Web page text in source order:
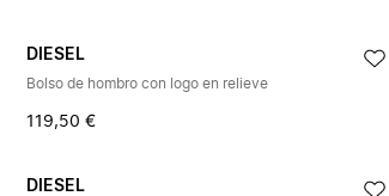
DIESEL
Bolso de hombro con logo en relieve
119,50 €
DIESEL